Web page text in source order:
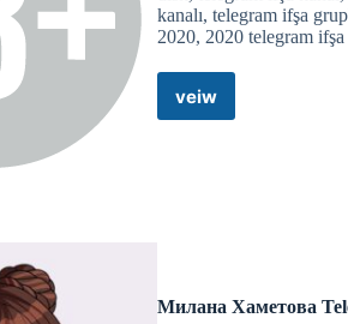
kanalı, telegram ifşa
2020, 2020 telegram
veiw
💥
Channel
Милана Хаметова